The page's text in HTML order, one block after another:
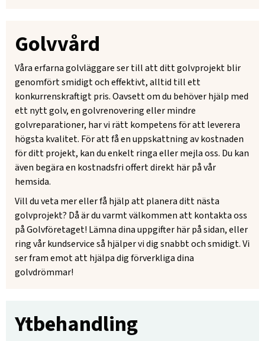
Golvvård
Våra erfarna golvläggare ser till att ditt golvprojekt blir
genomfört smidigt och effektivt, alltid till ett
konkurrenskraftigt pris. Oavsett om du behöver hjälp med
ett nytt golv, en golvrenovering eller mindre
golvreparationer, har vi rätt kompetens för att leverera
högsta kvalitet. För att få en uppskattning av kostnaden
för ditt projekt, kan du enkelt ringa eller mejla oss. Du kan
även begära en kostnadsfri offert direkt här på vår
hemsida.
Vill du veta mer eller få hjälp att planera ditt nästa
golvprojekt? Då är du varmt välkommen att kontakta oss
på Golvföretaget! Lämna dina uppgifter här på sidan, eller
ring vår kundservice så hjälper vi dig snabbt och smidigt. Vi
ser fram emot att hjälpa dig förverkliga dina
golvdrömmar!
Ytbehandling